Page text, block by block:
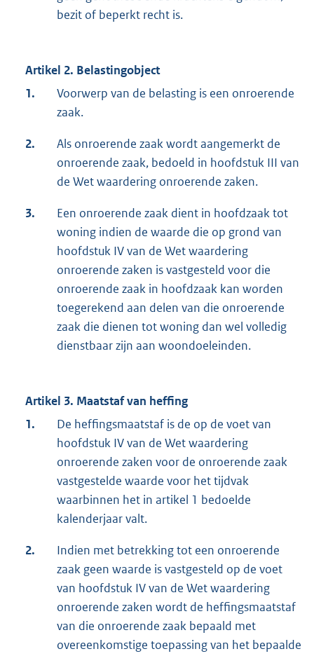
bezit of beperkt recht is.
Artikel 2. Belastingobject
1.
Voorwerp van de belasting is een onroerende
zaak.
2.
Als onroerende zaak wordt aangemerkt de
onroerende zaak, bedoeld in hoofdstuk III van
de Wet waardering onroerende zaken.
3.
Een onroerende zaak dient in hoofdzaak tot
woning indien de waarde die op grond van
hoofdstuk IV van de Wet waardering
onroerende zaken is vastgesteld voor die
onroerende zaak in hoofdzaak kan worden
toegerekend aan delen van die onroerende
zaak die dienen tot woning dan wel volledig
dienstbaar zijn aan woondoeleinden.
Artikel 3. Maatstaf van heffing
1.
De heffingsmaatstaf is de op de voet van
hoofdstuk IV van de Wet waardering
onroerende zaken voor de onroerende zaak
vastgestelde waarde voor het tijdvak
waarbinnen het in artikel 1 bedoelde
kalenderjaar valt.
2.
Indien met betrekking tot een onroerende
zaak geen waarde is vastgesteld op de voet
van hoofdstuk IV van de Wet waardering
onroerende zaken wordt de heffingsmaatstaf
van die onroerende zaak bepaald met
overeenkomstige toepassing van het bepaalde